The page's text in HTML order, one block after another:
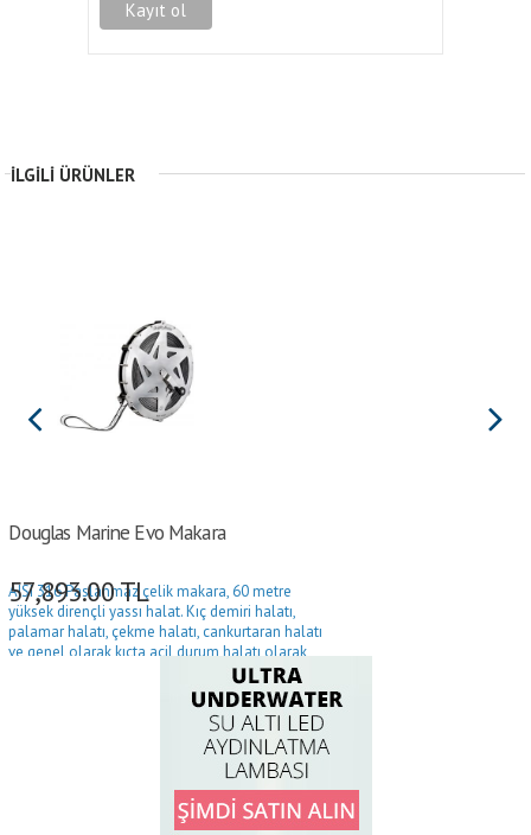
İLGILI ÜRÜNLER
Douglas Marine Evo Makara
AISI 316 Paslanmaz çelik makara, 60 metre
yüksek dirençli yassı halat. Kıç demiri halatı,
palamar halatı, çekme halatı, cankurtaran halatı
ve genel olarak kıçta acil durum halatı olarak
Ø 20/25 mm borulara sabitleme
57,893.00TL